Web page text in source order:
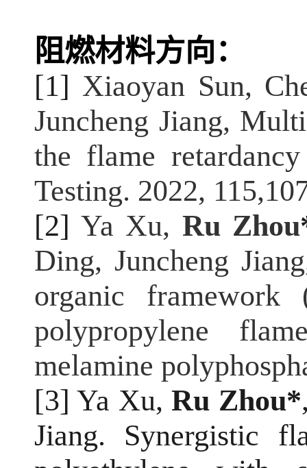
阻燃材料方向：
[1] Xiaoyan Sun,
Juncheng Jiang,
the flame
Testing. 2022,
[2] Ya Xu, Ru Zhou
Ding, Juncheng
organic
polypropylene
melamine
[3] Ya Xu, Ru Zhou*
Jiang. Synergistic